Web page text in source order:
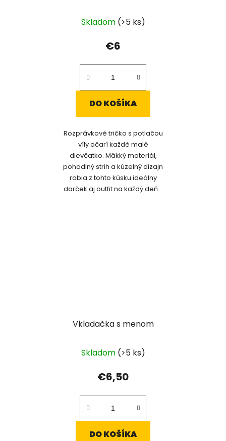
Skladom (>5 ks)
€6
DO KOŠÍKA
Rozprávkové tričko s potlačou
víly očarí každé malé
dievčatko. Mäkký materiál,
pohodlný strih a kúzelný dizajn
robia z tohto kúsku ideálny
darček aj outfit na každý deň.
Vkladačka s menom
Skladom (>5 ks)
€6,50
DO KOŠÍKA